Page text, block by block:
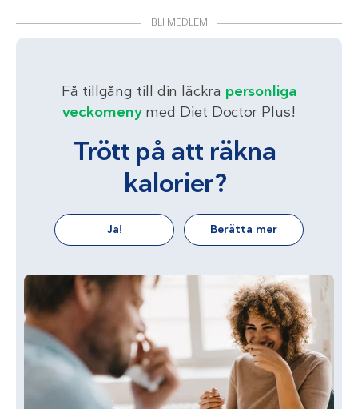
BLI MEDLEM
Få tillgång till din läckra personliga
veckomenymed Diet Doctor Plus!
Trött på att räkna
kalorier?
Ja! Berätta mer